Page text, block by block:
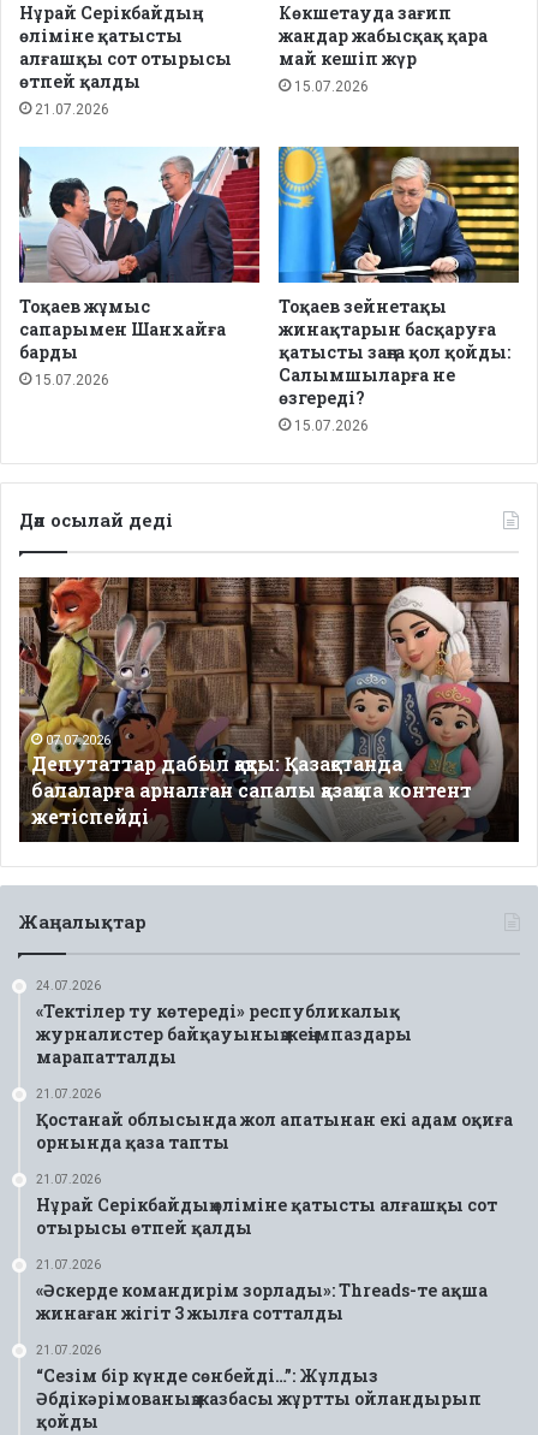
Нұрай Серікбайдың
өліміне қатысты
алғашқы сот отырысы
өтпей қалды
21.07.2026
Көкшетауда зағип
жандар жабысқақ қара
май кешіп жүр
15.07.2026
Тоқаев жұмыс
сапарымен Шанхайға
барды
15.07.2026
Тоқаев зейнетақы
жинақтарын басқаруға
қатысты заңға қол қойды:
Салымшыларға не
өзгереді?
15.07.2026
Дәл осылай деді
Депутаттар
дабыл
қақты:
Қазақстанда
балаларға
арналған
сапалы
қазақша
контент
жетіспейді
07.07.2026
Депутаттар дабыл қақты: Қазақстанда
балаларға арналған сапалы қазақша контент
жетіспейді
Жаңалықтар
24.07.2026
«Тектілер ту көтереді» республикалық
журналистер байқауының жеңімпаздары
марапатталды
21.07.2026
Қостанай облысында жол апатынан екі адам оқиға
орнында қаза тапты
21.07.2026
Нұрай Серікбайдың өліміне қатысты алғашқы сот
отырысы өтпей қалды
21.07.2026
«Әскерде командирім зорлады»: Threads-те ақша
жинаған жігіт 3 жылға сотталды
21.07.2026
“Сезім бір күнде сөнбейді…”: Жұлдыз
Әбдікәрімованың жазбасы жұртты ойландырып
қойды